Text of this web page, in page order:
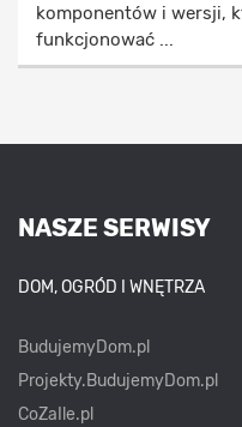
komponentów i wersji,
funkcjonować ...
NASZE SERWISY
DOM, OGRÓD I WNĘTRZA
BudujemyDom.pl
Projekty.BudujemyDom.pl
CoZaIle.pl